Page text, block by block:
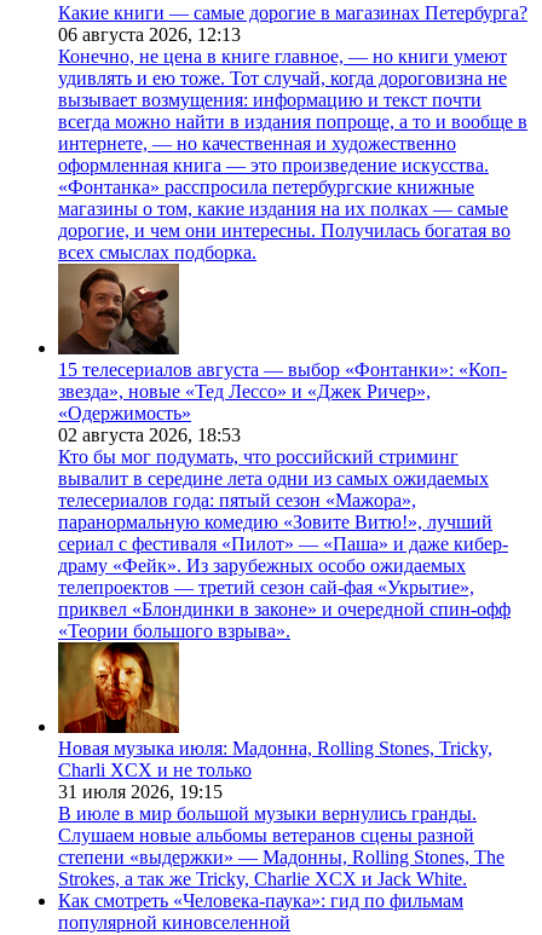
Какие книги — самые дорогие в магазинах Петербурга?
06 августа 2026, 12:13
Конечно, не цена в книге главное, — но книги умеют
удивлять и ею тоже. Тот случай, когда дороговизна не
вызывает возмущения: информацию и текст почти
всегда можно найти в издания попроще, а то и вообще в
интернете, — но качественная и художественно
оформленная книга — это произведение искусства.
«Фонтанка» расспросила петербургские книжные
магазины о том, какие издания на их полках — самые
дорогие, и чем они интересны. Получилась богатая во
всех смыслах подборка.
15 телесериалов августа — выбор «Фонтанки»: «Коп-
звезда», новые «Тед Лессо» и «Джек Ричер»,
«Одержимость»
02 августа 2026, 18:53
Кто бы мог подумать, что российский стриминг
вывалит в середине лета одни из самых ожидаемых
телесериалов года: пятый сезон «Мажора»,
паранормальную комедию «Зовите Витю!», лучший
сериал с фестиваля «Пилот» — «Паша» и даже кибер-
драму «Фейк». Из зарубежных особо ожидаемых
телепроектов — третий сезон сай-фая «Укрытие»,
приквел «Блондинки в законе» и очередной спин-офф
«Теории большого взрыва».
Новая музыка июля: Мадонна, Rolling Stones, Tricky,
Charli XCX и не только
31 июля 2026, 19:15
В июле в мир большой музыки вернулись гранды.
Слушаем новые альбомы ветеранов сцены разной
степени «выдержки» — Мадонны, Rolling Stones, The
Strokes, а так же Tricky, Charlie XCX и Jack White.
Как смотреть «Человека-паука»: гид по фильмам
популярной киновселенной